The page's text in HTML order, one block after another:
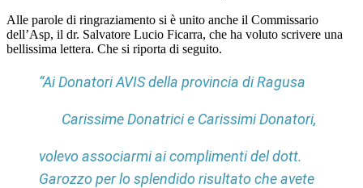
Alle parole di ringraziamento si è unito anche il Commissario
dell’Asp, il dr. Salvatore Lucio Ficarra, che ha voluto scrivere una
bellissima lettera. Che si riporta di seguito.
“Ai Donatori AVIS della provincia di Ragusa
Carissime Donatrici e Carissimi Donatori,
volevo associarmi ai complimenti del dott.
Garozzo per lo splendido risultato che avete